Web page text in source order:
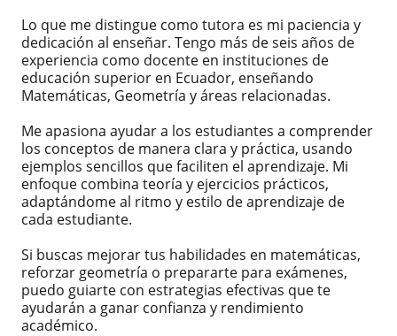
Lo que me distingue como tutora es mi paciencia y
dedicación al enseñar. Tengo más de seis años de
experiencia como docente en instituciones de
educación superior en Ecuador, enseñando
Matemáticas, Geometría y áreas relacionadas.
Me apasiona ayudar a los estudiantes a comprender
los conceptos de manera clara y práctica, usando
ejemplos sencillos que faciliten el aprendizaje. Mi
enfoque combina teoría y ejercicios prácticos,
adaptándome al ritmo y estilo de aprendizaje de
cada estudiante.
Si buscas mejorar tus habilidades en matemáticas,
reforzar geometría o prepararte para exámenes,
puedo guiarte con estrategias efectivas que te
ayudarán a ganar confianza y rendimiento
académico.